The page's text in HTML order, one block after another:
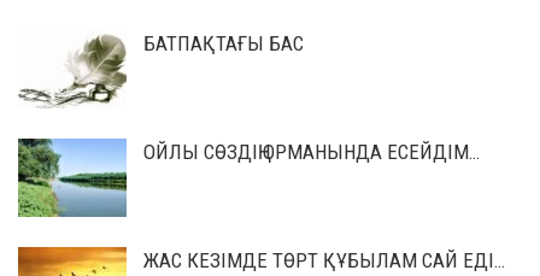
БАТПАҚТАҒЫ БАС
ОЙЛЫ СӨЗДІҢ ОРМАНЫНДА ЕСЕЙДІМ…
ЖАС КЕЗІМДЕ ТӨРТ ҚҰБЫЛАМ САЙ ЕДІ…